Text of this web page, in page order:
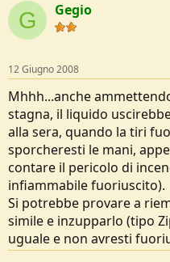
G Gegio
12 Giugno 2008
Mhhh...anche
stagna, il liquido
alla sera, quando la tiri
sporcheresti le mani,
contare il pericolo di
infiammabile fuoriuscito).
Si potrebbe provare a
simile e inzupparlo (tipo
uguale e non avresti